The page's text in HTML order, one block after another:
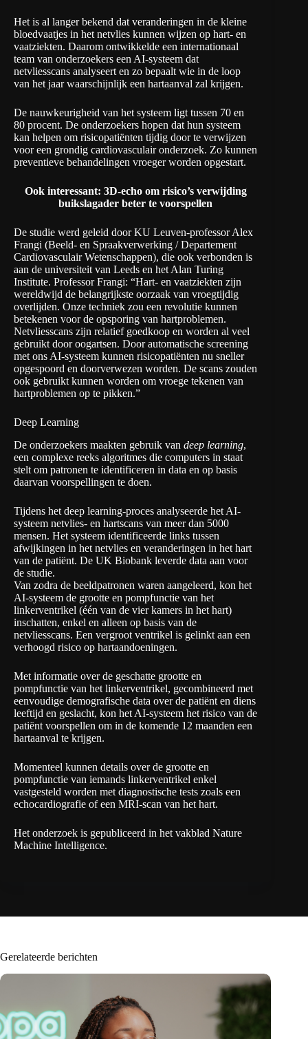
Het is al langer bekend dat veranderingen in de kleine
bloedvaatjes in het netvlies kunnen wijzen op hart- en
vaatziekten. Daarom ontwikkelde een internationaal
team van onderzoekers een AI-systeem dat
netvliesscans analyseert en zo bepaalt wie in de loop
van het jaar waarschijnlijk een hartaanval zal krijgen.
De nauwkeurigheid van het systeem ligt tussen 70 en
80 procent. De onderzoekers hopen dat hun systeem
kan helpen om risicopatiënten tijdig door te verwijzen
voor een grondig cardiovasculair onderzoek. Zo kunnen
preventieve behandelingen vroeger worden opgestart.
Ook interessant: 3D-echo om risico’s verwijding
buikslagader beter te voorspellen
De studie werd geleid door KU Leuven-professor Alex
Frangi (Beeld- en Spraakverwerking / Departement
Cardiovasculair Wetenschappen), die ook verbonden is
aan de universiteit van Leeds en het Alan Turing
Institute. Professor Frangi: “Hart- en vaatziekten zijn
wereldwijd de belangrijkste oorzaak van vroegtijdig
overlijden. Onze techniek zou een revolutie kunnen
betekenen voor de opsporing van hartproblemen.
Netvliesscans zijn relatief goedkoop en worden al veel
gebruikt door oogartsen. Door automatische screening
met ons AI-systeem kunnen risicopatiënten nu sneller
opgespoord en doorverwezen worden. De scans zouden
ook gebruikt kunnen worden om vroege tekenen van
hartproblemen op te pikken.”
Deep Learning
De onderzoekers maakten gebruik van deep learning,
een complexe reeks algoritmes die computers in staat
stelt om patronen te identificeren in data en op basis
daarvan voorspellingen te doen.
Tijdens het deep learning-proces analyseerde het AI-
systeem netvlies- en hartscans van meer dan 5000
mensen. Het systeem identificeerde links tussen
afwijkingen in het netvlies en veranderingen in het hart
van de patiënt. De UK Biobank leverde data aan voor
de studie.
Van zodra de beeldpatronen waren aangeleerd, kon het
AI-systeem de grootte en pompfunctie van het
linkerventrikel (één van de vier kamers in het hart)
inschatten, enkel en alleen op basis van de
netvliesscans. Een vergroot ventrikel is gelinkt aan een
verhoogd risico op hartaandoeningen.
Met informatie over de geschatte grootte en
pompfunctie van het linkerventrikel, gecombineerd met
eenvoudige demografische data over de patiënt en diens
leeftijd en geslacht, kon het AI-systeem het risico van de
patiënt voorspellen om in de komende 12 maanden een
hartaanval te krijgen.
Momenteel kunnen details over de grootte en
pompfunctie van iemands linkerventrikel enkel
vastgesteld worden met diagnostische tests zoals een
echocardiografie of een MRI-scan van het hart.
Het onderzoek is gepubliceerd in het vakblad Nature
Machine Intelligence.
Gerelateerde berichten